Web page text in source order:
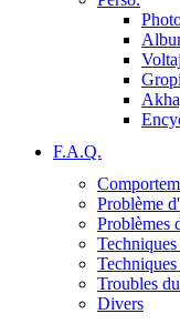
F.A.Q.
Problème
Problèmes
Troubles
Divers